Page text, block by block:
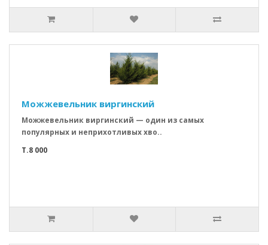
Можжевельник виргинский
Можжевельник виргинский — один из самых
популярных и неприхотливых хво..
T.8 000